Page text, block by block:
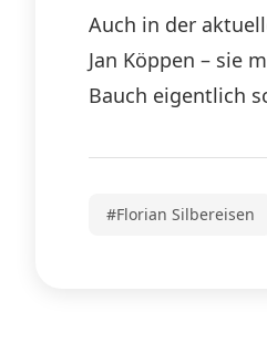
Auch in der
Jan Köppen – sie
Bauch eigentlich
#Florian Silbereisen